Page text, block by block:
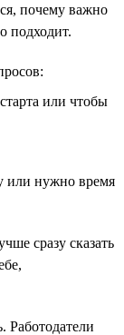
почему важно
подходит.
или чтобы
или нужно время
сразу сказать
Работодатели